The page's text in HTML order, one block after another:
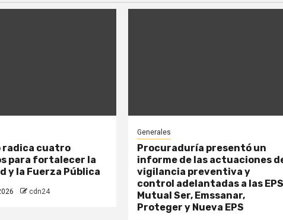
radica cuatro
para fortalecer la
y la Fuerza Pública
cdn24
Generales
Procuraduría presentó un
informe de las actuaciones
vigilancia preventiva y
control adelantadas a las EPS
Mutual Ser, Emssanar,
Proteger y Nueva EPS